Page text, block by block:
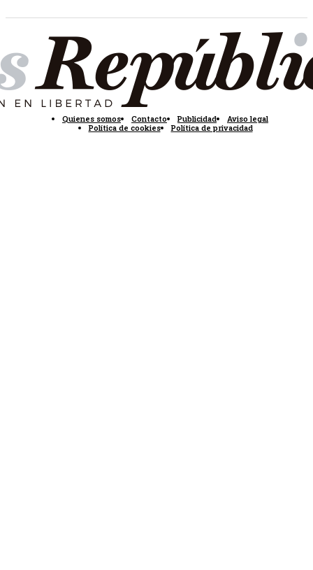
Quienes somos Contacto Publicidad
Aviso legal
Política de cookies
Política de privacidad